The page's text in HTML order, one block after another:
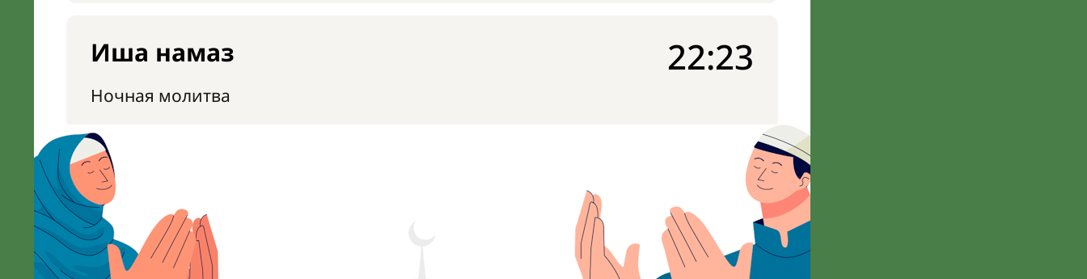
Иша намаз
Ночная молитва
22:23